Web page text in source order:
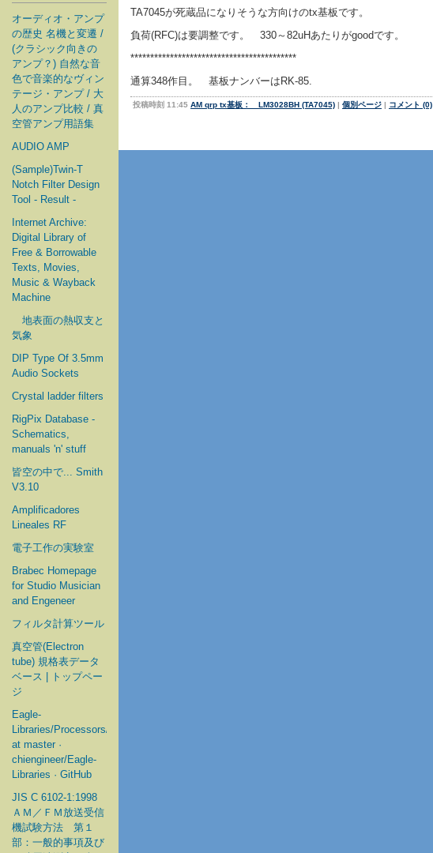
オーディオ・アンプ
の歴史 名機と変遷 /
(クラシック向きの
アンプ？) 自然な音
色で音楽的なヴィン
テージ・アンプ / 大
人のアンプ比較 / 真
空管アンプ用語集
AUDIO AMP
(Sample)Twin-T
Notch Filter Design
Tool - Result -
Internet Archive:
Digital Library of
Free & Borrowable
Texts, Movies,
Music & Wayback
Machine
地表面の熱収支と
気象
DIP Type Of 3.5mm
Audio Sockets
Crystal ladder filters
RigPix Database -
Schematics,
manuals 'n' stuff
皆空の中で... Smith
V3.10
Amplificadores
Lineales RF
電子工作の実験室
Brabec Homepage
for Studio Musician
and Engeneer
フィルタ計算ツール
真空管(Electron
tube) 規格表データ
ベース | トップペー
ジ
Eagle-
Libraries/Processors/Microchip
at master ·
chiengineer/Eagle-
Libraries · GitHub
JIS C 6102-1:1998
ＡＭ／ＦＭ放送受信
機試験方法 第１
部：一般的事項及び
TA7045が死蔵品になりそうな方向けのtx基板です。
負荷(RFC)は要調整です。 330～82uHあたりがgoodです。
******************************************
通算348作目。 基板ナンバーはRK-85.
投稿時刻 11:45 AM qrp tx基板： LM3028BH (TA7045) | 個別ページ | コメント (0)